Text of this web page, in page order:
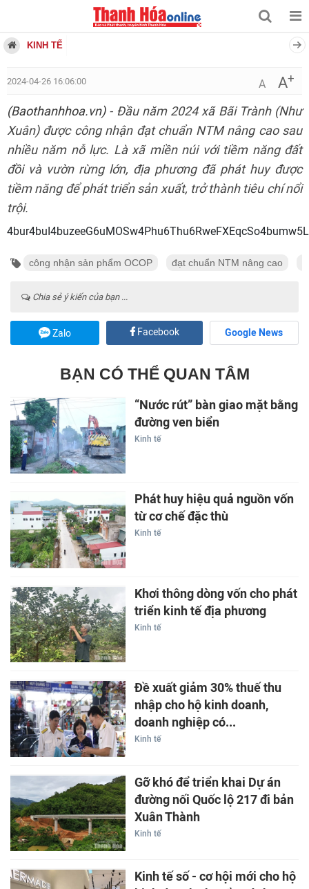
KINH TẾ
2024-04-26 16:06:00 A A+
(Baothanhhoa.vn)- Đầu năm 2024 xã Bãi Trành (Như
Xuân) được công nhận đạt chuẩn NTM nâng cao sau
nhiều năm nỗ lực. Là xã miền núi với tiềm năng đất
đồi và vườn rừng lớn, địa phương đã phát huy được
tiềm năng để phát triển sản xuất, trở thành tiêu chí nổi
trội.
công nhận sản phẩm OCOP đạt chuẩn NTM nâng cao
Chia sẻ ý kiến của bạn ...
Zalo Facebook Google News
BẠN CÓ THỂ QUAN TÂM
“Nước rút” bàn giao mặt bằng
đường ven biển
Kinh tế
Phát huy hiệu quả nguồn vốn
từ cơ chế đặc thù
Kinh tế
Khơi thông dòng vốn cho phát
triển kinh tế địa phương
Kinh tế
Đề xuất giảm 30% thuế thu
nhập cho hộ kinh doanh,
doanh nghiệp có...
Kinh tế
Gỡ khó để triển khai Dự án
đường nối Quốc lộ 217 đi bản
Xuân Thành
Kinh tế
Kinh tế số - cơ hội mới cho hộ